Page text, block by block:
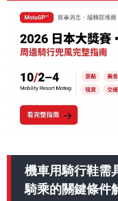
機車用騎行鞋需
騎乘的關鍵條件